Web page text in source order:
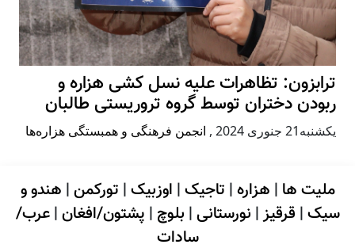
ترابزون: تظاهرات علیه نسل کشی هزاره و
ربودن دختران توسط گروه تروریستی طالبان
يكشنبه21 جنوری 2024 , انجمن فرهنگی و همبستگی هزاره‌ها
ملیت ها | هزاره| تاجیک| اوزبیک| تورکمن| هندو و
سیک| قرقیز| نورستانی| بلوچ | پشتون/افغان|عرب/
سادات